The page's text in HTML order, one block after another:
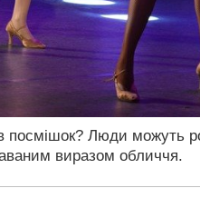
посмішок? Люди можуть
виразом обличчя.